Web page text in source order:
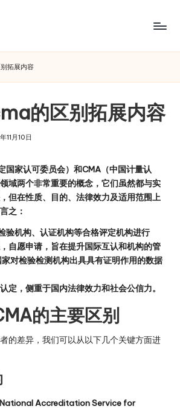
拓展内容
的区别拓展内容
11月10日
国家认可委员会）和CMA（中国计量认
域两个非常重要的概念，它们虽然都与实
但在性质、目的、法律效力及适用范围上
之：
验机构、认证机构等合格评定机构进行
自愿申请，旨在提升国际互认和机构的管
对检验检测机构出具具有证明作用的数据
定，侧重于国内法律效力和社会公信力。
的主要区别
的差异，我们可以从以下几个关键方面进
Accreditation Service for